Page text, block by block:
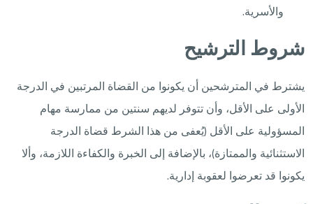
والأسرية.
شروط الترشيح
يشترط في المترشحين أن يكونوا من القضاة المرتبين في الدرجة
الأولى على الأقل، وأن تتوفر لديهم سنتين من ممارسة مهام
المسؤولية على الأقل (يُعفى من هذا الشرط قضاة الدرجة
الاستثنائية والممتازة)، بالإضافة إلى الخبرة والكفاءة اللازمة، وألا
يكونوا قد تعرضوا لعقوبة إدارية.